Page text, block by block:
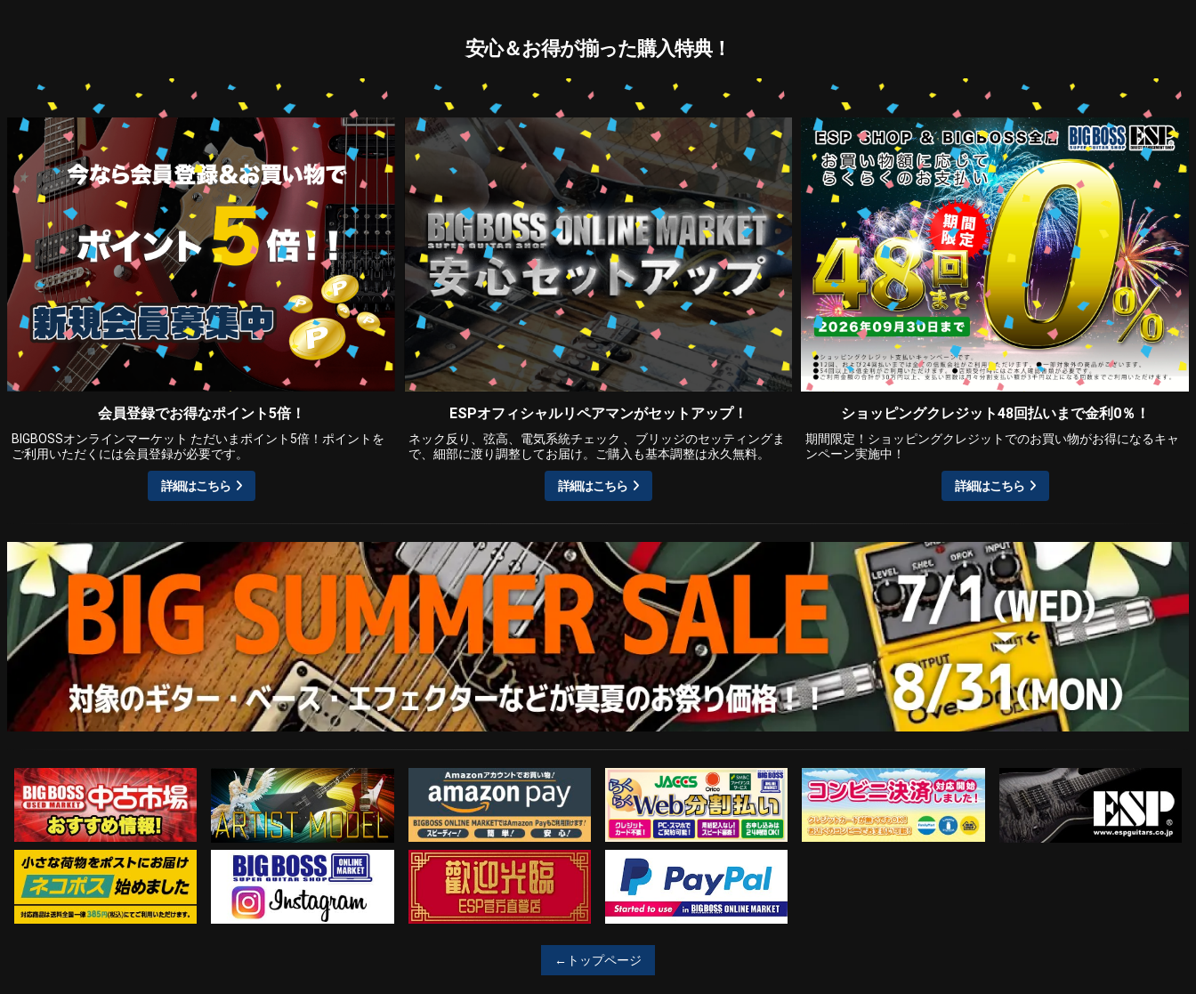
安心＆お得が揃った購入特典！
会員登録でお得なポイント5倍！
BIGBOSSオンラインマーケット ただいまポイント5倍！ポイントを
ご利用いただくには会員登録が必要です。
詳細はこちら
ESPオフィシャルリペアマンがセットアップ！
ネック反り、弦高、電気系統チェック 、ブリッジのセッティングま
で、細部に渡り調整してお届け。ご購入も基本調整は永久無料。
詳細はこちら
ショッピングクレジット48回払いまで金利0％！
期間限定！ショッピングクレジットでのお買い物がお得になるキャ
ンペーン実施中！
詳細はこちら
中古市場おすすめ情報!! ARTIST MODEL Amazon Pay らくらくWeb分割払い コンビニ決済対応開始！ ESP Guitars
ネコポス対象商品はコチラ Instagram 歓迎工臨 PayPal決済がご利用可能！
←トップページ